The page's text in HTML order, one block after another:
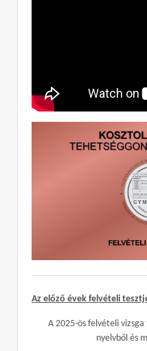
Az előző évek felvételi
A 2025-ös felvételi
nyelvből és